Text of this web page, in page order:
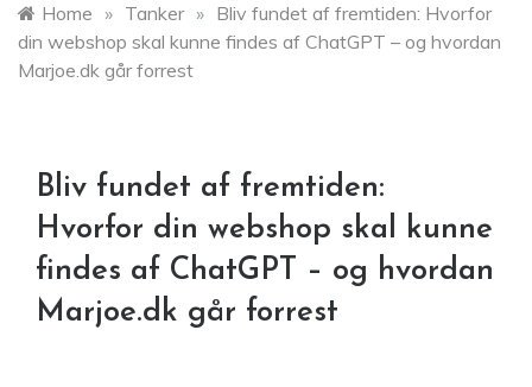
Home » Tanker » Bliv fundet af fremtiden: Hvorfor
din webshop skal kunne findes af ChatGPT – og hvordan
Marjoe.dk går forrest
Bliv fundet af fremtiden:
Hvorfor din webshop skal kunne
findes af ChatGPT – og hvordan
Marjoe.dk går forrest